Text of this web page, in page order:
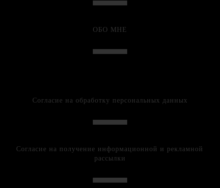
ОБО МНЕ
Согласие на обработку персональных данных
Согласие на получение информационной и рекламной
рассылки